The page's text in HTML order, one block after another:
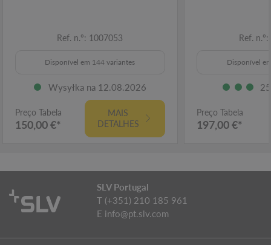
Ref. n.º: 1007053
Disponível em 144 variantes
Wysyłka na 12.08.2026
Preço Tabela
150,00 €*
MAIS
DETALHES
Ref.
Disponível
Preço Tabela
197,00 €*
SLV Portugal
T (+351) 210 185 961
E info@pt.slv.com